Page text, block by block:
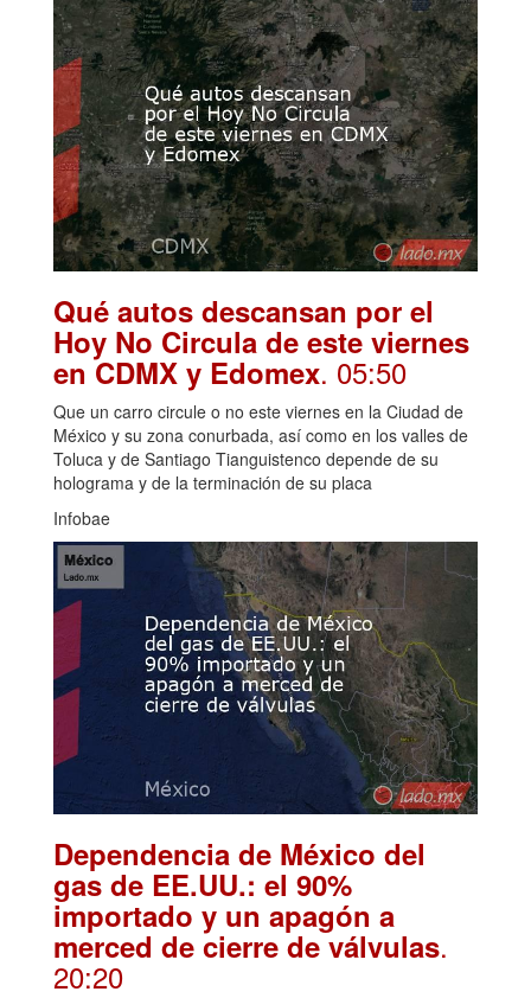
Qué autos descansan por el
Hoy No Circula de este viernes
en CDMX y Edomex. 05:50
Que un carro circule o no este viernes en la Ciudad de
México y su zona conurbada, así como en los valles de
Toluca y de Santiago Tianguistenco depende de su
holograma y de la terminación de su placa
Infobae
Dependencia de México del
gas de EE.UU.: el 90%
importado y un apagón a
merced de cierre de válvulas.
20:20